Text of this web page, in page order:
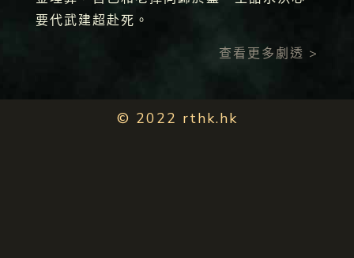
要代武建超赴死。
查看更多劇透 >
© 2022 rthk.hk